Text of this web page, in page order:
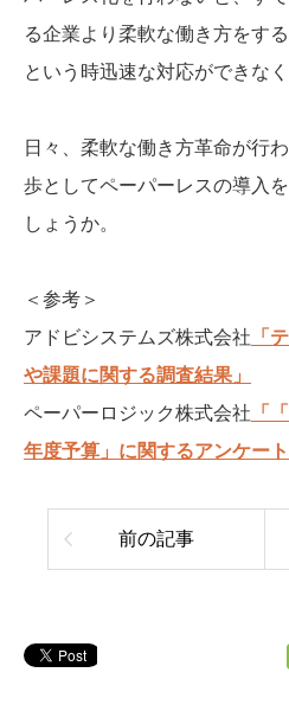
る企業より柔軟な働き方をす
という時迅速な対応ができな
日々、柔軟な働き方革命が行
歩としてペーパーレスの導入
しょうか。
＜参考＞
アドビシステムズ株式会社 「
や課題に関する調査結果」
ペーパーロジック株式会社 「
年度予算」に関するアンケート
前の記事